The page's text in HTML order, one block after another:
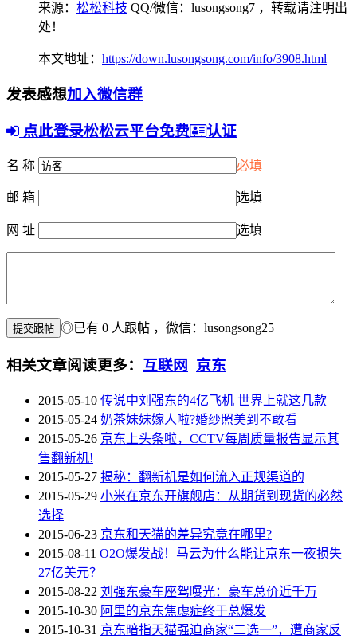
来源： 松松科技 QQ/微信：lusongsong7 ，转载请注明出
处！
本文地址： https://down.lusongsong.com/info/3908.html
发表感想加入微信群
点此登录松松云平台免费 认证
名 称 必填
邮 箱 选填
网 址 选填
◎已有 0 人跟帖 ，微信：lusongsong25
相关文章阅读更多： 互联网 京东
2015-05-10 传说中刘强东的4亿飞机 世界上就这几款
2015-05-24 奶茶妹妹嫁人啦?婚纱照美到不敢看
2015-05-26 京东上头条啦，CCTV每周质量报告显示其
售翻新机!
2015-05-27 揭秘：翻新机是如何流入正规渠道的
2015-05-29 小米在京东开旗舰店：从期货到现货的必然
选择
2015-06-23 京东和天猫的差异究竟在哪里?
2015-08-11 O2O爆发战！马云为什么能让京东一夜损失
27亿美元？
2015-08-22 刘强东豪车座驾曝光：豪车总价近千万
2015-10-30 阿里的京东焦虑症终于总爆发
2015-10-31 京东暗指天猫强迫商家“二选一”，遭商家反